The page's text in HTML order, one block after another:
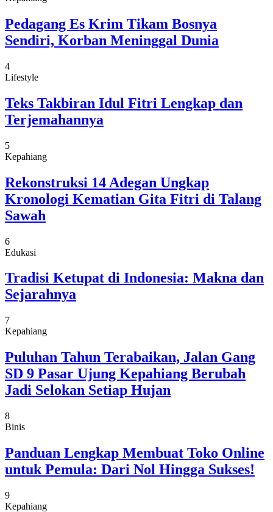
Pedagang Es Krim Tikam Bosnya
Sendiri, Korban Meninggal Dunia
4
Lifestyle
Teks Takbiran Idul Fitri Lengkap dan
Terjemahannya
5
Kepahiang
Rekonstruksi 14 Adegan Ungkap
Kronologi Kematian Gita Fitri di Talang
Sawah
6
Edukasi
Tradisi Ketupat di Indonesia: Makna dan
Sejarahnya
7
Kepahiang
Puluhan Tahun Terabaikan, Jalan Gang
SD 9 Pasar Ujung Kepahiang Berubah
Jadi Selokan Setiap Hujan
8
Binis
Panduan Lengkap Membuat Toko Online
untuk Pemula: Dari Nol Hingga Sukses!
9
Kepahiang